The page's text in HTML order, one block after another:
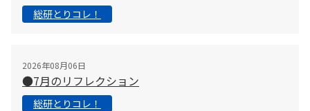
総研とりコレ！
2026年08月06日
●7月のリフレクション
総研とりコレ！